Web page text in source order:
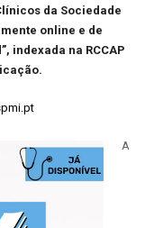
da Sociedade
online e de
indexada na RCCAP
A